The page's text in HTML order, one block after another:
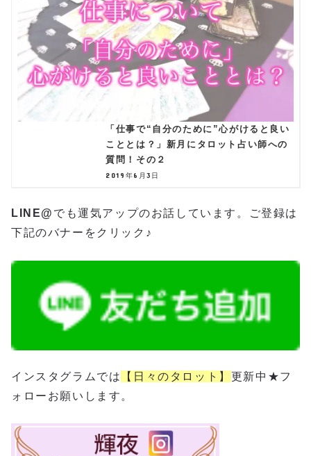
「仕事で“自分のために”心がけると良い
こととは？」新月にタロット占い師への
質問！その２
2019年6月3日
LINE@ でも運気アップのお話しています。ご登録は
下記のバナーをクリック♪
インスタグラムでは 【日々のタロット】 更新中★フ
ォローお願いします。